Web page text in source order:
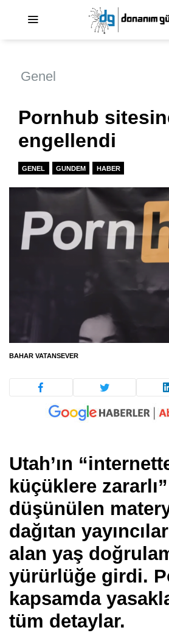
Genel
Pornhub
engellendi
GENEL GUNDEM HABER
BAHAR VATANSEVER
Utah’ın
küçüklere
düşünülen
dağıtan
alan yaş
yürürlüğe girdi.
kapsamda
tüm detaylar.